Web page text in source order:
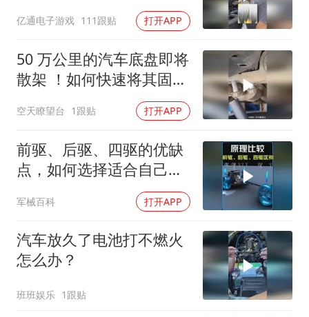
亿通电子游戏 111跟贴 打开APP
50 万公里的汽车底盘即将
散架 ！如何快速将其固定
空天瞭望台 1跟贴 打开APP
前驱、后驱、四驱的优缺
点，如何选择适合自己的
军械百科 打开APP
汽车放久了电池打不燃火
怎么办？
班班娱乐 1跟贴